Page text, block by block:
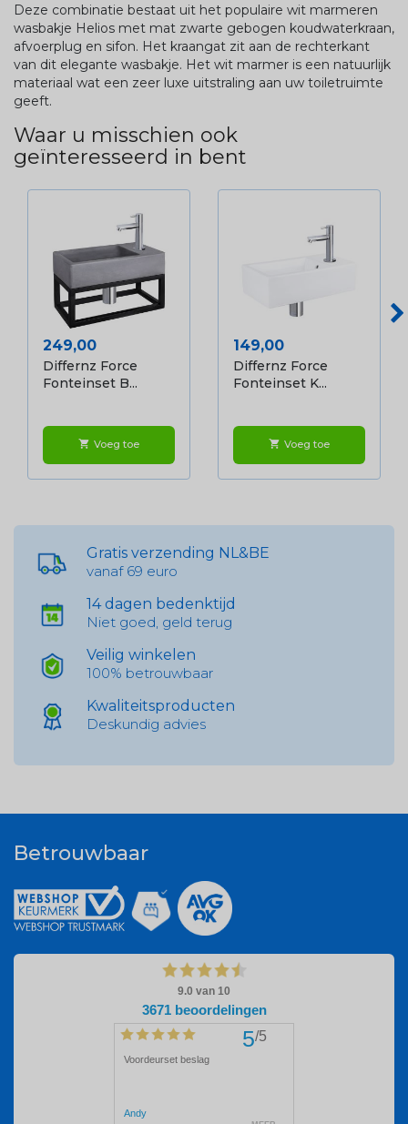
Deze combinatie bestaat uit het populaire wit marmeren
wasbakje Helios met mat zwarte gebogen koudwaterkraan,
afvoerplug en sifon. Het kraangat zit aan de rechterkant
van dit elegante wasbakje. Het wit marmer is een natuurlijk
materiaal wat een zeer luxe uitstraling aan uw toiletruimte
geeft.
Waar u misschien ook
geïnteresseerd in bent
Prijs
249,00
Differnz Force
Fonteinset B...
shopping_cart Voeg toe
Prijs
149,00
Differnz Force
Fonteinset K...
shopping_cart Voeg toe
Gratis verzending NL&BE
vanaf 69 euro
14 dagen bedenktijd
Niet goed, geld terug
Veilig winkelen
100% betrouwbaar
Kwaliteitsproducten
Deskundig advies
Betrouwbaar